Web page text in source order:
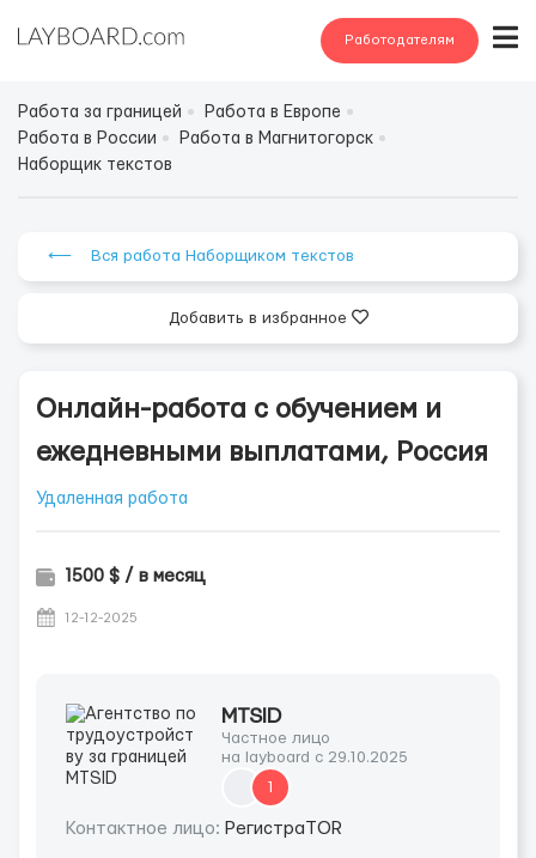
Работодателям
Работа за границей
Работа в Европе
Работа в России
Работа в Магнитогорск
Наборщик текстов
⟵ Вся работа Наборщиком текстов
Добавить в избранное
Онлайн-работа с обучением и
ежедневными выплатами, Россия
Удаленная работа
1500 $ / в месяц
12-12-2025
MTSID
Частное лицо
на layboard с 29.10.2025
1
Контактное лицо: РегистраTOR